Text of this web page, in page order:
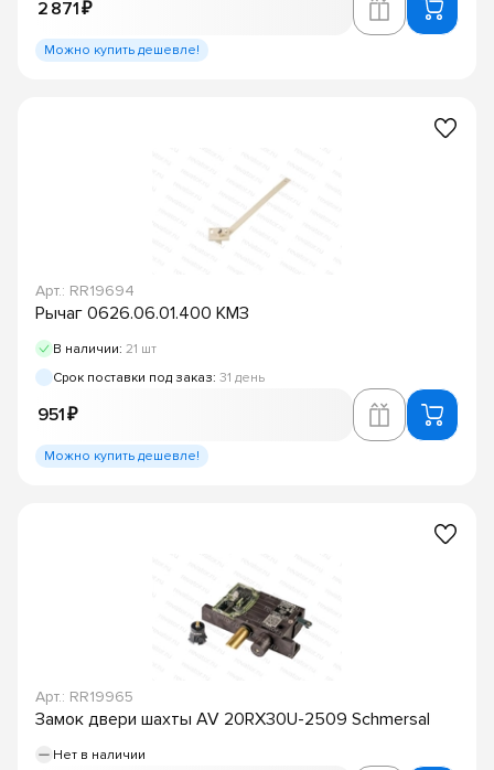
2 871 ₽
Можно купить дешевле!
Арт.: RR19694
Рычаг 0626.06.01.400 КМЗ
В наличии: 21 шт
Срок поставки под заказ: 31 день
951 ₽
Можно купить дешевле!
Арт.: RR19965
Замок двери шахты AV 20RX30U-2509 Schmersal
Нет в наличии